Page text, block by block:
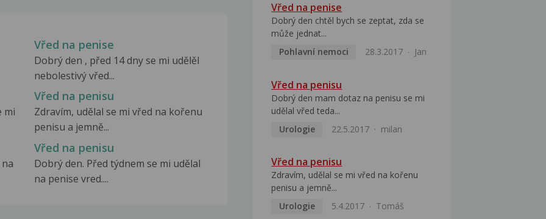
Vřed na penise
Dobrý den , před 14 dny se mi udělěl
nebolestivý vřed...
mi
Vřed na penisu
Zdravím, udělal se mi vřed na kořenu
penisu a jemně...
Vřed na penisu
Dobrý den. Před týdnem se mi udělal
na penise vred....
Vřed na penise
Dobrý den chtěl bych se zeptat, zda se
může jednat...
Pohlavní nemoci
28.3.2017 Jan
Vřed na penisu
Dobrý den mam dotaz na penisu se mi
udělal vřed teda...
Urologie
22.5.2017 milan
Vřed na penisu
Zdravím, udělal se mi vřed na kořenu
penisu a jemně...
Urologie
5.4.2017 Tomáš